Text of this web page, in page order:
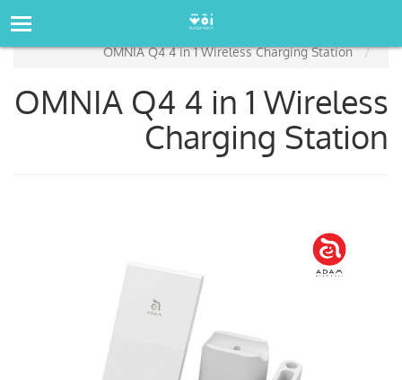
OMNIA Q4 4 in 1 Wireless Charging Station
OMNIA Q4 4 in 1 Wireless
Charging Station